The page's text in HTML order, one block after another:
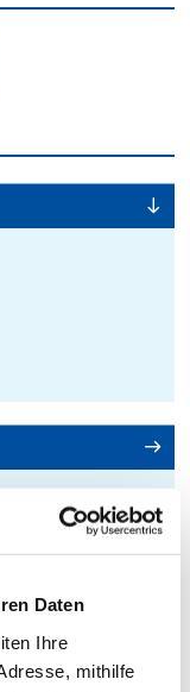
Daten
Ihre
mithilfe